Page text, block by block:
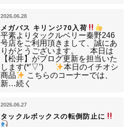
2026.06.28
メガバス キリンジ70入荷
平素よりタックルベリー秦野246
号店をご利用頂きまして、誠にあ
りがとうございます。 本日は
【松井】がブログ更新を担当いた
します(*’▽’)
本日のイチオシ
商品
こちらのコーナーでは、
新…続く
2026.06.27
タックルボックスの転倒防止に